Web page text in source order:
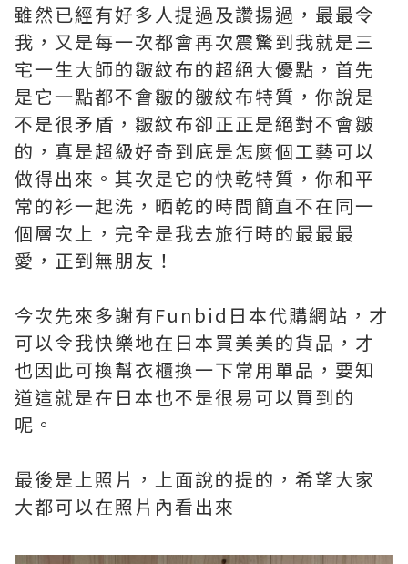
雖然已經有好多人提過及讚揚過，最最令
我，又是每一次都會再次震驚到我就是三
宅一生大師的皺紋布的超絕大優點，首先
是它一點都不會皺的皺紋布特質，你說是
不是很矛盾，皺紋布卻正正是絕對不會皺
的，真是超級好奇到底是怎麼個工藝可以
做得出來。其次是它的快乾特質，你和平
常的衫一起洗，晒乾的時間簡直不在同一
個層次上，完全是我去旅行時的最最最
愛，正到無朋友！
今次先來多謝有Funbid日本代購網站，才
可以令我快樂地在日本買美美的貨品，才
也因此可換幫衣櫃換一下常用單品，要知
道這就是在日本也不是很易可以買到的
呢。
最後是上照片，上面說的提的，希望大家
大都可以在照片內看出來